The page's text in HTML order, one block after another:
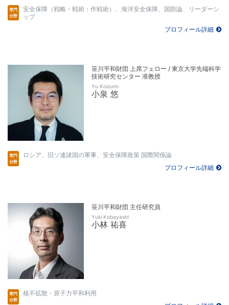
安全保障（戦略・戦術：作戦術）、海洋安全保障、国防論、リーダーシ
ップ
プロフィール詳細
笹川平和財団 上席フェロー / 東京大学先端科学
技術研究センター 准教授
Yu Koizumi
小泉 悠
ロシア、旧ソ連諸国の軍事、安全保障政策 国際関係論
プロフィール詳細
笹川平和財団 主任研究員
Yuki Kobayashi
小林 祐喜
核不拡散・原子力平和利用